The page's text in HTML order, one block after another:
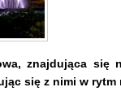
znajdująca się
się z nimi w